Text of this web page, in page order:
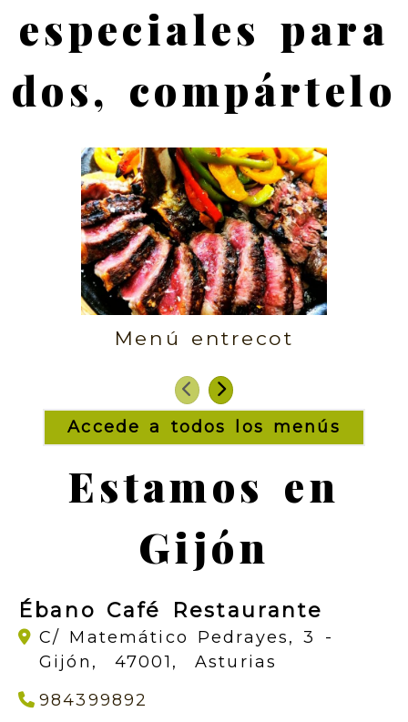
especiales para
dos, compártelo
Menú entrecot
Anterior
Siguiente
Accede a todos los menús
Estamos en
Gijón
Ébano Café Restaurante
C/ Matemático Pedrayes, 3 -
Gijón,
47001,
Asturias
984399892